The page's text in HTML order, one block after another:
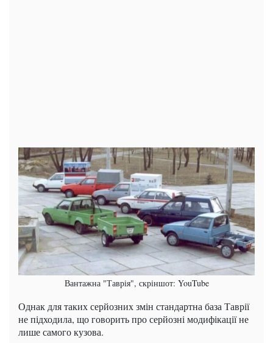
Вантажна "Таврія", скріншот: YouTube
Однак для таких серйозних змін стандартна база Таврії
не підходила, що говорить про серйозні модифікації не
лише самого кузова.